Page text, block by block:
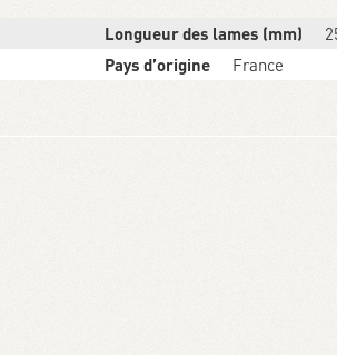
Longueur des lames (mm)
Pays d’origine France